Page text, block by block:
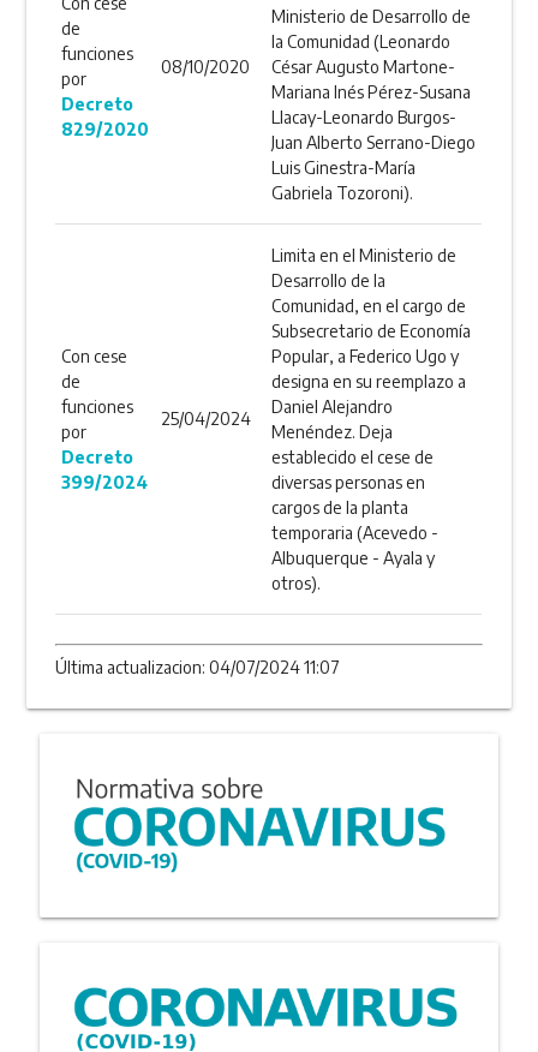
de
funciones
por
Decreto
829/2020
08/10/2020
Ministerio de Desarrollo de
la Comunidad (Leonardo
César Augusto Martone-
Mariana Inés Pérez-Susana
Llacay-Leonardo Burgos-
Juan Alberto Serrano-Diego
Luis Ginestra-María
Gabriela Tozoroni).
Con cese
de
funciones
por
Decreto
399/2024
25/04/2024
Limita en el Ministerio de
Desarrollo de la
Comunidad, en el cargo de
Subsecretario de Economía
Popular, a Federico Ugo y
designa en su reemplazo a
Daniel Alejandro
Menéndez. Deja
establecido el cese de
diversas personas en
cargos de la planta
temporaria (Acevedo -
Albuquerque - Ayala y
otros).
Última actualizacion: 04/07/2024 11:07